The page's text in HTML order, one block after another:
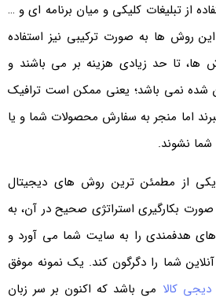
از تبلیغات کلیکی و میان برنامه ای و …
روش ها به صورت ترکیبی نیز استفاده
ها، تا حد زیادی هزینه بر می باشند و
شده نمی باشد؛ یعنی ممکن است ترافیک
اما منجر به سفارش محصولات شما و یا
نشوند.
از مطمئن ترین روش های دیجیتال
بکارگیری استراتژی صحیح در آن، به
هدفمندی را به سایت شما می آورد و
شما را دگرگون کند. یک نمونه موفق
کالامی باشد که اکنون بر سر زبان